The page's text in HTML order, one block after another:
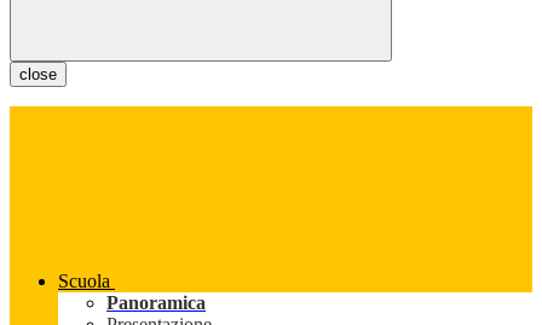
close
Scuola
Panoramica